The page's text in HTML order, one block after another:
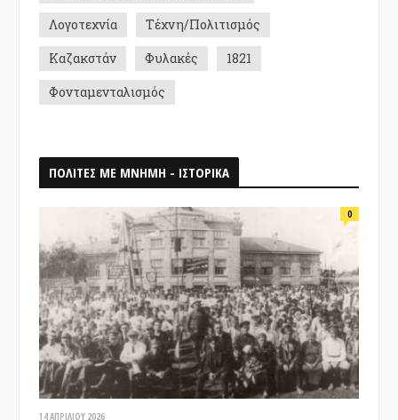
Λογοτεχνία
Τέχνη/Πολιτισμός
Καζακστάν
Φυλακές
1821
Φονταμενταλισμός
ΠΟΛΙΤΕΣ ΜΕ ΜΝΗΜΗ - ΙΣΤΟΡΙΚΑ
0
14 ΑΠΡΙΛΊΟΥ 2026